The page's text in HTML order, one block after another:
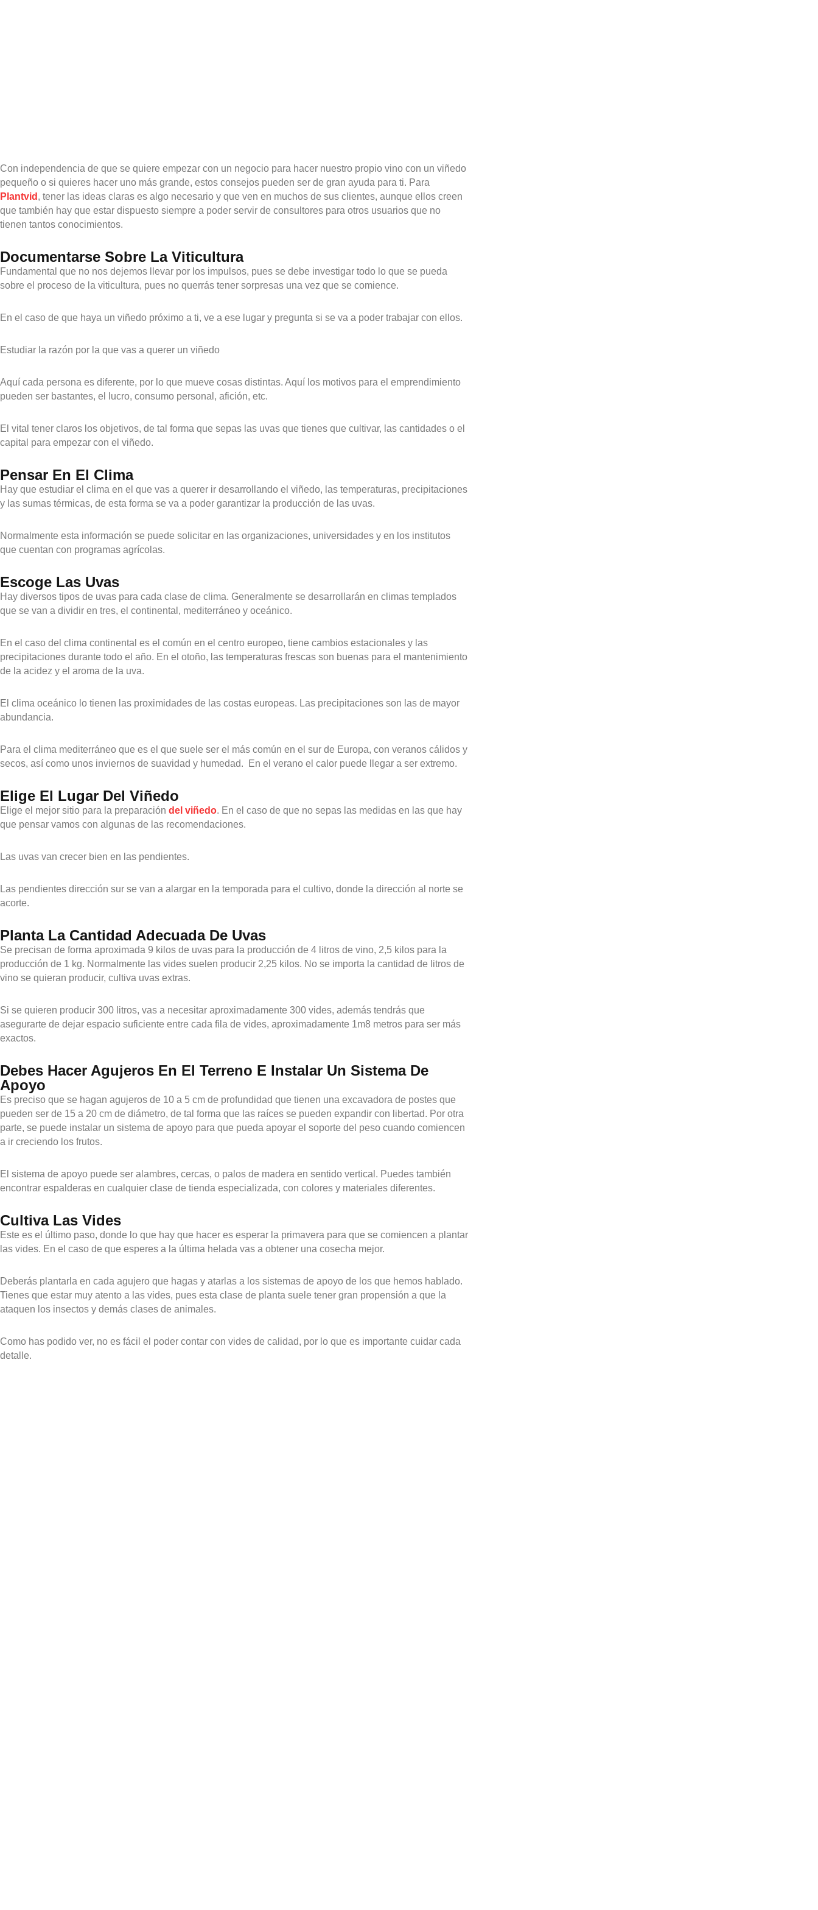
Con independencia de que se quiere empezar con un negocio para hacer nuestro propio vino con un viñedo
pequeño o si quieres hacer uno más grande, estos consejos pueden ser de gran ayuda para ti. Para
Plantvid , tener las ideas claras es algo necesario y que ven en muchos de sus clientes, aunque ellos creen
que también hay que estar dispuesto siempre a poder servir de consultores para otros usuarios que no
tienen tantos conocimientos.
Documentarse Sobre La Viticultura
Fundamental que no nos dejemos llevar por los impulsos, pues se debe investigar todo lo que se pueda
sobre el proceso de la viticultura, pues no querrás tener sorpresas una vez que se comience.
En el caso de que haya un viñedo próximo a ti, ve a ese lugar y pregunta si se va a poder trabajar con ellos.
Estudiar la razón por la que vas a querer un viñedo
Aquí cada persona es diferente, por lo que mueve cosas distintas. Aquí los motivos para el emprendimiento
pueden ser bastantes, el lucro, consumo personal, afición, etc.
El vital tener claros los objetivos, de tal forma que sepas las uvas que tienes que cultivar, las cantidades o el
capital para empezar con el viñedo.
Pensar En El Clima
Hay que estudiar el clima en el que vas a querer ir desarrollando el viñedo, las temperaturas, precipitaciones
y las sumas térmicas, de esta forma se va a poder garantizar la producción de las uvas.
Normalmente esta información se puede solicitar en las organizaciones, universidades y en los institutos
que cuentan con programas agrícolas.
Escoge Las Uvas
Hay diversos tipos de uvas para cada clase de clima. Generalmente se desarrollarán en climas templados
que se van a dividir en tres, el continental, mediterráneo y oceánico.
En el caso del clima continental es el común en el centro europeo, tiene cambios estacionales y las
precipitaciones durante todo el año. En el otoño, las temperaturas frescas son buenas para el mantenimiento
de la acidez y el aroma de la uva.
El clima oceánico lo tienen las proximidades de las costas europeas. Las precipitaciones son las de mayor
abundancia.
Para el clima mediterráneo que es el que suele ser el más común en el sur de Europa, con veranos cálidos y
secos, así como unos inviernos de suavidad y humedad. En el verano el calor puede llegar a ser extremo.
Elige El Lugar Del Viñedo
Elige el mejor sitio para la preparación del viñedo. En el caso de que no sepas las medidas en las que hay
que pensar vamos con algunas de las recomendaciones.
Las uvas van crecer bien en las pendientes.
Las pendientes dirección sur se van a alargar en la temporada para el cultivo, donde la dirección al norte se
acorte.
Planta La Cantidad Adecuada De Uvas
Se precisan de forma aproximada 9 kilos de uvas para la producción de 4 litros de vino, 2,5 kilos para la
producción de 1 kg. Normalmente las vides suelen producir 2,25 kilos. No se importa la cantidad de litros de
vino se quieran producir, cultiva uvas extras.
Si se quieren producir 300 litros, vas a necesitar aproximadamente 300 vides, además tendrás que
asegurarte de dejar espacio suficiente entre cada fila de vides, aproximadamente 1m8 metros para ser más
exactos.
Debes Hacer Agujeros En El Terreno E Instalar Un Sistema De
Apoyo
Es preciso que se hagan agujeros de 10 a 5 cm de profundidad que tienen una excavadora de postes que
pueden ser de 15 a 20 cm de diámetro, de tal forma que las raíces se pueden expandir con libertad. Por otra
parte, se puede instalar un sistema de apoyo para que pueda apoyar el soporte del peso cuando comiencen
a ir creciendo los frutos.
El sistema de apoyo puede ser alambres, cercas, o palos de madera en sentido vertical. Puedes también
encontrar espalderas en cualquier clase de tienda especializada, con colores y materiales diferentes.
Cultiva Las Vides
Este es el último paso, donde lo que hay que hacer es esperar la primavera para que se comiencen a plantar
las vides. En el caso de que esperes a la última helada vas a obtener una cosecha mejor.
Deberás plantarla en cada agujero que hagas y atarlas a los sistemas de apoyo de los que hemos hablado.
Tienes que estar muy atento a las vides, pues esta clase de planta suele tener gran propensión a que la
ataquen los insectos y demás clases de animales.
Como has podido ver, no es fácil el poder contar con vides de calidad, por lo que es importante cuidar cada
detalle.